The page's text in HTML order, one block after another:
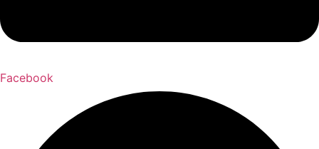
Facebook